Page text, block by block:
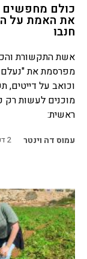
כולם
את האמת על
חנבו
אשת התקשורת
מפרסמת את "נעלם
וכואב על דייטים,
מוכנים לעשות רק
ראשית:
עמוס דה וינטר 2